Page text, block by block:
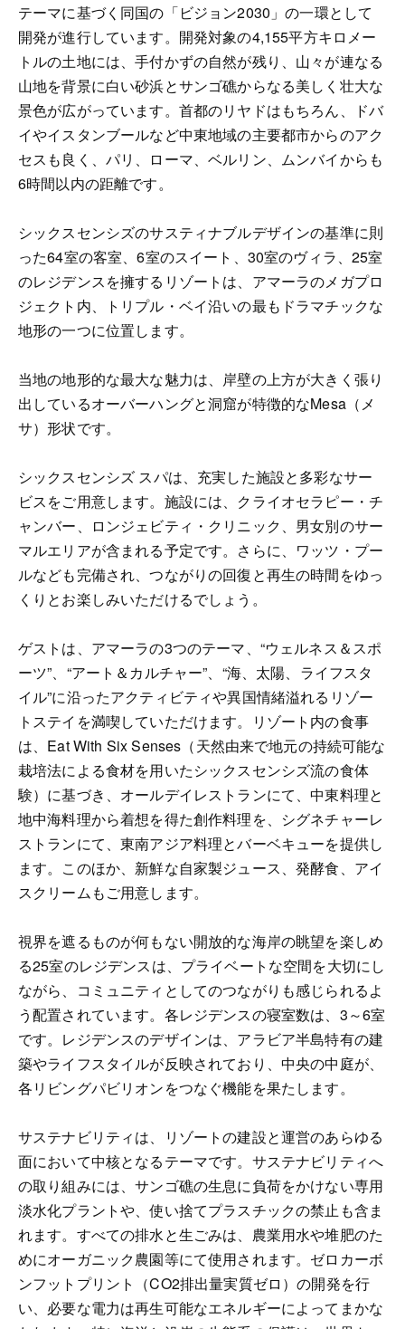
テーマに基づく同国の「ビジョン2030」の一環として
開発が進行しています。開発対象の4,155平方キロメー
トルの土地には、手付かずの自然が残り、山々が連なる
山地を背景に白い砂浜とサンゴ礁からなる美しく壮大な
景色が広がっています。首都のリヤドはもちろん、ドバ
イやイスタンブールなど中東地域の主要都市からのアク
セスも良く、パリ、ローマ、ベルリン、ムンバイからも
6時間以内の距離です。
シックスセンシズのサスティナブルデザインの基準に則
った64室の客室、6室のスイート、30室のヴィラ、25室
のレジデンスを擁するリゾートは、アマーラのメガプロ
ジェクト内、トリプル・ベイ沿いの最もドラマチックな
地形の一つに位置します。
当地の地形的な最大な魅力は、岸壁の上方が大きく張り
出しているオーバーハングと洞窟が特徴的なMesa（メ
サ）形状です。
シックスセンシズ スパは、充実した施設と多彩なサー
ビスをご用意します。施設には、クライオセラピー・チ
ャンバー、ロンジェビティ・クリニック、男女別のサー
マルエリアが含まれる予定です。さらに、ワッツ・プー
ルなども完備され、つながりの回復と再生の時間をゆっ
くりとお楽しみいただけるでしょう。
ゲストは、アマーラの3つのテーマ、“ウェルネス＆スポ
ーツ”、“アート＆カルチャー”、“海、太陽、ライフスタ
イル”に沿ったアクティビティや異国情緒溢れるリゾー
トステイを満喫していただけます。リゾート内の食事
は、Eat With Six Senses（天然由来で地元の持続可能な
栽培法による食材を用いたシックスセンシズ流の食体
験）に基づき、オールデイレストランにて、中東料理と
地中海料理から着想を得た創作料理を、シグネチャーレ
ストランにて、東南アジア料理とバーベキューを提供し
ます。このほか、新鮮な自家製ジュース、発酵食、アイ
スクリームもご用意します。
視界を遮るものが何もない開放的な海岸の眺望を楽しめ
る25室のレジデンスは、プライベートな空間を大切にし
ながら、コミュニティとしてのつながりも感じられるよ
う配置されています。各レジデンスの寝室数は、3～6室
です。レジデンスのデザインは、アラビア半島特有の建
築やライフスタイルが反映されており、中央の中庭が、
各リビングパビリオンをつなぐ機能を果たします。
サステナビリティは、リゾートの建設と運営のあらゆる
面において中核となるテーマです。サステナビリティへ
の取り組みには、サンゴ礁の生息に負荷をかけない専用
淡水化プラントや、使い捨てプラスチックの禁止も含ま
れます。すべての排水と生ごみは、農業用水や堆肥のた
めにオーガニック農園等にて使用されます。ゼロカーボ
ンフットプリント（CO2排出量実質ゼロ）の開発を行
い、必要な電力は再生可能なエネルギーによってまかな